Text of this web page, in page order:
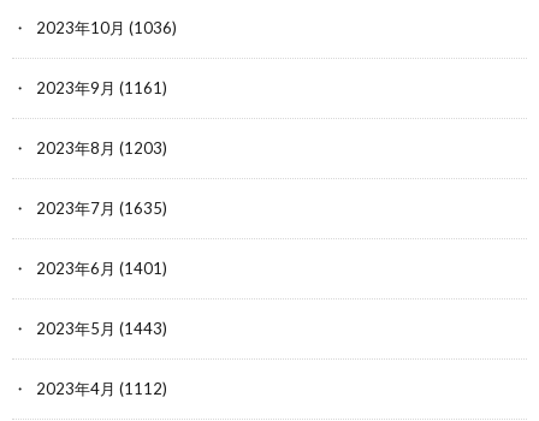
2023年10月 (1036)
2023年9月 (1161)
2023年8月 (1203)
2023年7月 (1635)
2023年6月 (1401)
2023年5月 (1443)
2023年4月 (1112)